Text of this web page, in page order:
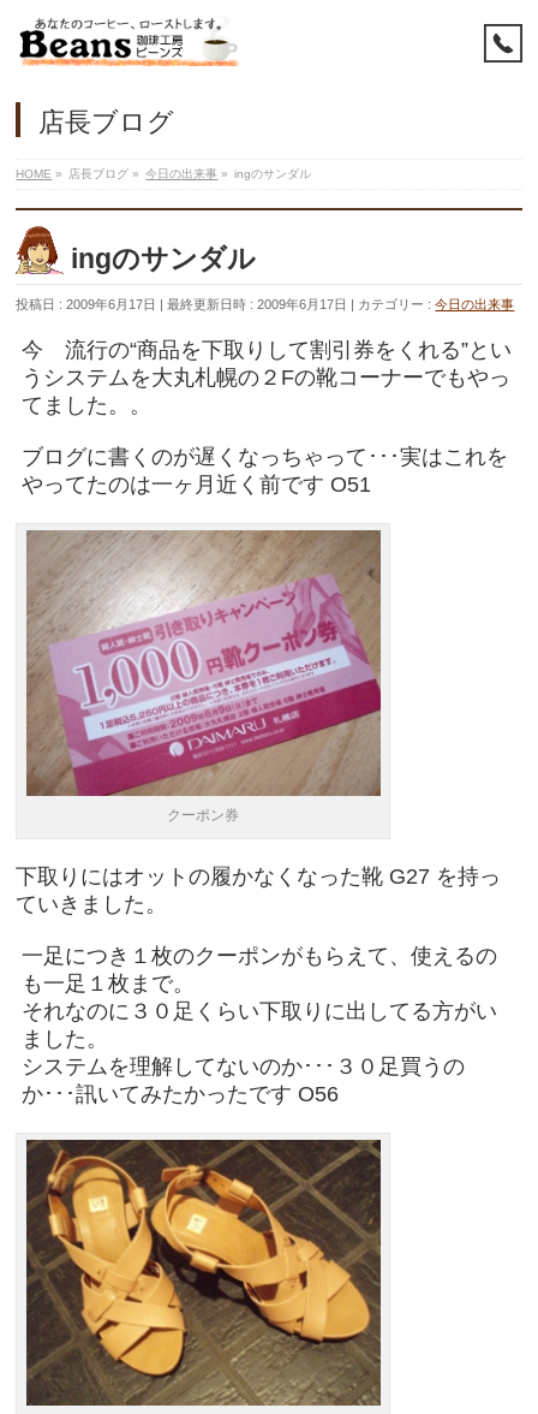
店長ブログ
HOME » 店長ブログ » 今日の出来事 » ingのサンダル
ingのサンダル
投稿日 : 2009年6月17日 最終更新日時 : 2009年6月17日 カテゴリー :今日の出来事
今 流行の“商品を下取りして割引券をくれる”とい
うシステムを大丸札幌の２Fの靴コーナーでもやっ
てました。。
ブログに書くのが遅くなっちゃって･･･実はこれを
やってたのは一ヶ月近く前です O51
クーポン券
下取りにはオットの履かなくなった靴 G27 を持っ
ていきました。
一足につき１枚のクーポンがもらえて、使えるの
も一足１枚まで。
それなのに３０足くらい下取りに出してる方がい
ました。
システムを理解してないのか･･･３０足買うの
か･･･訊いてみたかったです O56